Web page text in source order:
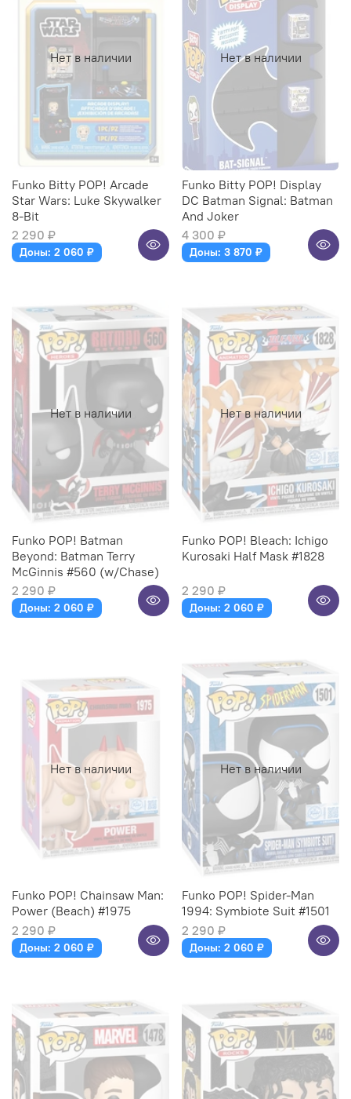
Нет в наличии
Funko Bitty POP! Arcade
Star Wars: Luke Skywalker
8-Bit
2 290 ₽
Доны: 2 060 ₽
Нет в наличии
Funko Bitty POP! Display
DC Batman Signal: Batman
And Joker
4 300 ₽
Доны: 3 870 ₽
Нет в наличии
Funko POP! Batman
Beyond: Batman Terry
McGinnis #560 (w/Chase)
2 290 ₽
Доны: 2 060 ₽
Нет в наличии
Funko POP! Bleach: Ichigo
Kurosaki Half Mask #1828
2 290 ₽
Доны: 2 060 ₽
Нет в наличии
Funko POP! Chainsaw Man:
Power (Beach) #1975
2 290 ₽
Доны: 2 060 ₽
Нет в наличии
Funko POP! Spider-Man
1994: Symbiote Suit #1501
2 290 ₽
Доны: 2 060 ₽